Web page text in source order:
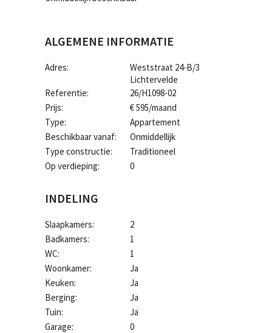
ALGEMENE INFORMATIE
Adres:
Weststraat 24-B/3
Lichtervelde
Referentie:
26/H1098-02
Prijs:
€ 595/maand
Type:
Appartement
Beschikbaar vanaf:
Onmiddellijk
Type constructie:
Traditioneel
Op verdieping:
0
INDELING
Slaapkamers:
2
Badkamers:
1
WC:
1
Woonkamer:
Ja
Keuken:
Ja
Berging:
Ja
Tuin:
Ja
Garage:
0